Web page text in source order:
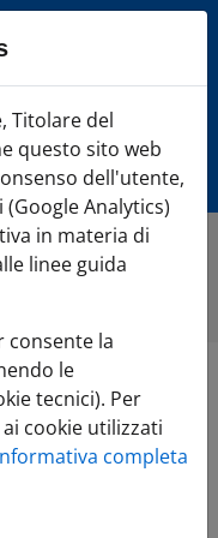
correlate
Varese
» Digitalizzazione delle
delle
Titolare del
questo sito web
dell'utente,
Analytics)
in materia di
linee guida
consente la
le
tecnici). Per
cookie utilizzati
completa